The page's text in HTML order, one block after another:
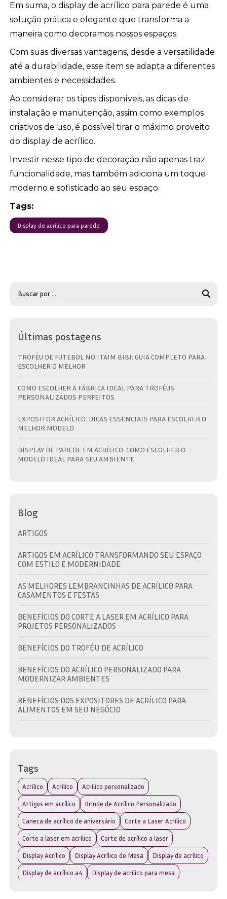
Em suma, o display de acrílico para parede é uma
solução prática e elegante que transforma a
maneira como decoramos nossos espaços.
Com suas diversas vantagens, desde a versatilidade
até a durabilidade, esse item se adapta a diferentes
ambientes e necessidades.
Ao considerar os tipos disponíveis, as dicas de
instalação e manutenção, assim como exemplos
criativos de uso, é possível tirar o máximo proveito
do display de acrílico.
Investir nesse tipo de decoração não apenas traz
funcionalidade, mas também adiciona um toque
moderno e sofisticado ao seu espaço.
Tags:
Display de acrílico para parede
Últimas postagens
TROFÉU DE FUTEBOL NO ITAIM BIBI: GUIA COMPLETO PARA
ESCOLHER O MELHOR
COMO ESCOLHER A FÁBRICA IDEAL PARA TROFÉUS
PERSONALIZADOS PERFEITOS
EXPOSITOR ACRÍLICO: DICAS ESSENCIAIS PARA ESCOLHER O
MELHOR MODELO
DISPLAY DE PAREDE EM ACRÍLICO: COMO ESCOLHER O
MODELO IDEAL PARA SEU AMBIENTE
Blog
ARTIGOS
ARTIGOS EM ACRÍLICO TRANSFORMANDO SEU ESPAÇO
COM ESTILO E MODERNIDADE
AS MELHORES LEMBRANCINHAS DE ACRÍLICO PARA
CASAMENTOS E FESTAS
BENEFÍCIOS DO CORTE A LASER EM ACRÍLICO PARA
PROJETOS PERSONALIZADOS
BENEFÍCIOS DO TROFÉU DE ACRÍLICO
BENEFÍCIOS DO ACRÍLICO PERSONALIZADO PARA
MODERNIZAR AMBIENTES
BENEFÍCIOS DOS EXPOSITORES DE ACRÍLICO PARA
ALIMENTOS EM SEU NEGÓCIO
SUA MARCA E EVENTO
BRINDE EM ACRÍLICO: DESCUBRA AS MELHORES OPÇÕES
PARA SUA MARCA
BRINDE EM ACRÍLICO: DESCUBRA COMO ESCOLHER O
IDEAL PARA SUA MARCA
BRINDE EM ACRÍLICO: IDEIAS CRIATIVAS PARA
PRESENTEAR
Tags
Acrílico Acrílico Acrílico personalizado
Artigos em acrílico Brinde de Acrílico Personalizado
Caneca de acrílico de aniversário Corte a Laser Acrílico
Corte a laser em acrílico Corte de acrílico a laser
Display Acrílico Display Acrílico de Mesa Display de acrílico
Display de acrílico a4 Display de acrílico para mesa